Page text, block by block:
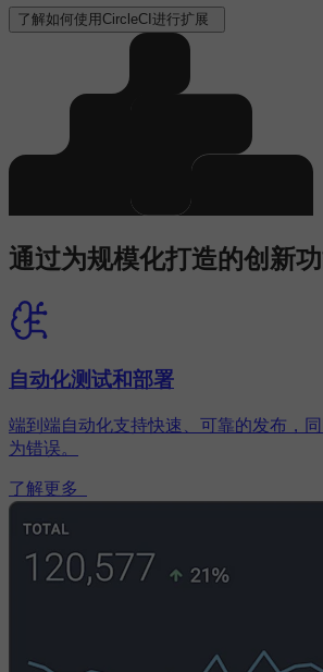
了解如何使用CircleCI进行扩展
通过为规模化打造的创新
自动化测试和部署
端到端自动化支持快速、可靠的发布，
为错误。
了解更多